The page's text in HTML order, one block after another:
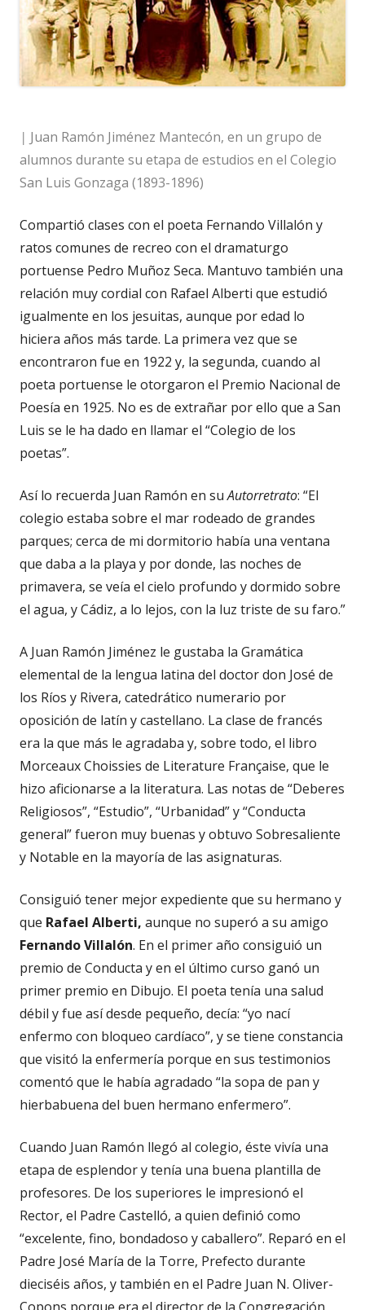
| Juan Ramón Jiménez Mantecón, en un grupo de
alumnos durante su etapa de estudios en el Colegio
San Luis Gonzaga (1893-1896)
Compartió clases con el poeta Fernando Villalón y
ratos comunes de recreo con el dramaturgo
portuense Pedro Muñoz Seca. Mantuvo también una
relación muy cordial con Rafael Alberti que estudió
igualmente en los jesuitas, aunque por edad lo
hiciera años más tarde. La primera vez que se
encontraron fue en 1922 y, la segunda, cuando al
poeta portuense le otorgaron el Premio Nacional de
Poesía en 1925. No es de extrañar por ello que a San
Luis se le ha dado en llamar el “Colegio de los
poetas”.
Así lo recuerda Juan Ramón en suAutorretrato: “El
colegio estaba sobre el mar rodeado de grandes
parques; cerca de mi dormitorio había una ventana
que daba a la playa y por donde, las noches de
primavera, se veía el cielo profundo y dormido sobre
el agua, y Cádiz, a lo lejos, con la luz triste de su faro.”
A Juan Ramón Jiménez le gustaba la Gramática
elemental de la lengua latina del doctor don José de
los Ríos y Rivera, catedrático numerario por
oposición de latín y castellano. La clase de francés
era la que más le agradaba y, sobre todo, el libro
Morceaux Choissies de Literature Française, que le
hizo aficionarse a la literatura. Las notas de “Deberes
Religiosos”, “Estudio”, “Urbanidad” y “Conducta
general” fueron muy buenas y obtuvo Sobresaliente
y Notable en la mayoría de las asignaturas.
Consiguió tener mejor expediente que su hermano y
que Rafael Alberti, aunque no superó a su amigo
Fernando Villalón. En el primer año consiguió un
premio de Conducta y en el último curso ganó un
primer premio en Dibujo. El poeta tenía una salud
débil y fue así desde pequeño, decía: “yo nací
enfermo con bloqueo cardíaco”, y se tiene constancia
que visitó la enfermería porque en sus testimonios
comentó que le había agradado “la sopa de pan y
hierbabuena del buen hermano enfermero”.
Cuando Juan Ramón llegó al colegio, éste vivía una
etapa de esplendor y tenía una buena plantilla de
profesores. De los superiores le impresionó el
Rector, el Padre Castelló, a quien definió como
“excelente, fino, bondadoso y caballero”. Reparó en el
Padre José María de la Torre, Prefecto durante
dieciséis años, y también en el Padre Juan N. Oliver-